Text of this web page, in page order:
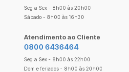
Seg a Sex - 8h00 às 20h00
Sábado - 8h00 às 16h30
Atendimento ao Cliente
0800 6436464
Seg a Sex - 8h00 às 22h00
Dom e feriados - 8h00 às 20h00